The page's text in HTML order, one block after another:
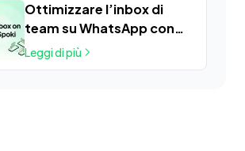
Ottimizzare l’inbox di
team su WhatsApp con
Spoki
Leggi di più